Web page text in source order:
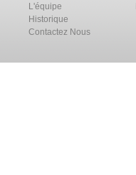
L'équipe
Historique
Contactez Nous